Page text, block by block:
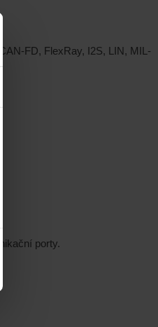
FD, FlexRay, I2S, LIN, MIL-
porty.